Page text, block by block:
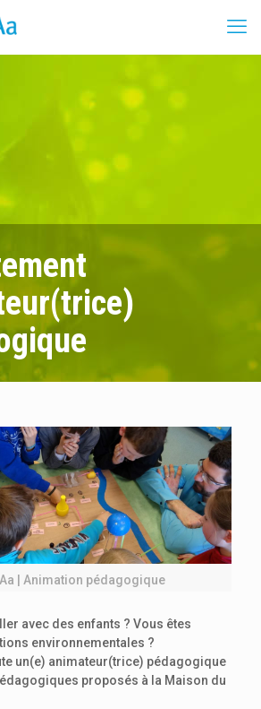
| Animation pédagogique
avec des enfants ? Vous êtes
environnementales ?
un(e) animateur(trice) pédagogique
proposés à la Maison du